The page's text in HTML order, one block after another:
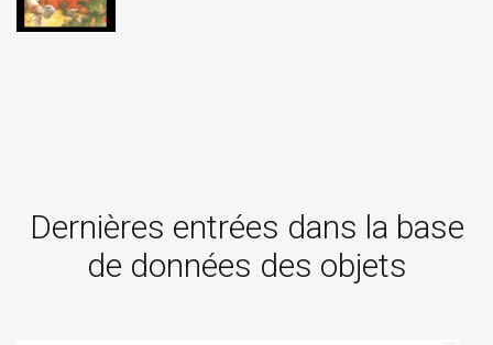
Dernières entrées dans la base
de données des objets